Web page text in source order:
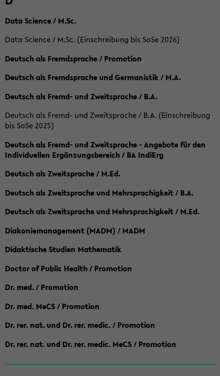
Data Science / M.Sc.
Data Science / M.Sc. (Einschreibung bis SoSe 2026)
Deutsch als Fremdsprache / Promotion
Deutsch als Fremdsprache und Germanistik / M.A.
Deutsch als Fremd- und Zweitsprache / B.A.
Deutsch als Fremd- und Zweitsprache / B.A. (Einschreibung
bis SoSe 2025)
Deutsch als Fremd- und Zweitsprache - Angebote für den
Individuellen Ergänzungsbereich / BA IndiErg
Deutsch als Zweitsprache / M.Ed.
Deutsch als Zweitsprache und Mehrsprachigkeit / B.A.
Deutsch als Zweitsprache und Mehrsprachigkeit / M.Ed.
Diakoniemanagement (MADM) / MADM
Didaktische Studien Mathematik
Doctor of Public Health / Promotion
Dr. med. / Promotion
Dr. med. MeCS / Promotion
Dr. rer. nat. und Dr. rer. medic. / Promotion
Dr. rer. nat. und Dr. rer. medic. MeCS / Promotion